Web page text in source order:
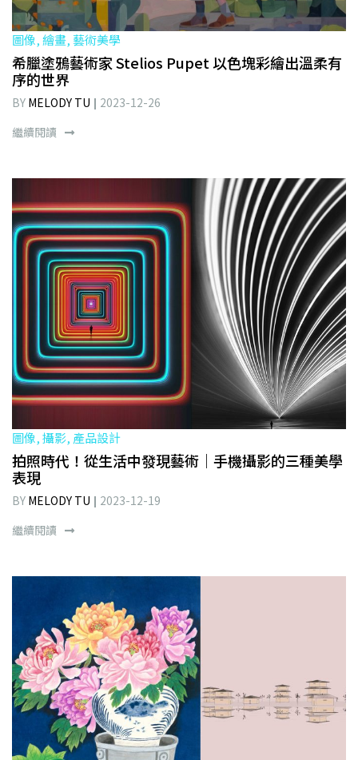
圖像, 繪畫, 藝術美學
希臘塗鴉藝術家 Stelios Pupet 以色塊彩繪出溫柔有
序的世界
BY MELODY TU
2023-12-26
繼續閱讀
圖像, 攝影, 產品設計
拍照時代！從生活中發現藝術｜手機攝影的三種美學
表現
BY MELODY TU
2023-12-19
繼續閱讀